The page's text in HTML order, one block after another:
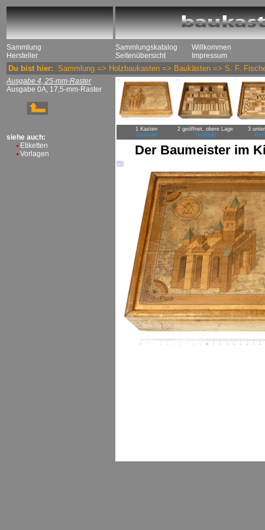
Sammlung
Hersteller
Sammlungskatalog
Seitenübersicht
Willkommen
Impressum
Du bist hier: Sammlung => Holzbaukasten => Baukästen => S. F.
Ausgabe 4, 25-mm-Raster
Ausgabe 0A, 17,5-mm-Raster
siehe auch:
Etiketten
Vorlagen
1 Kasten
Großbild
2 geöffnet, obere Lage
Großbild
3
Der Baumeister im